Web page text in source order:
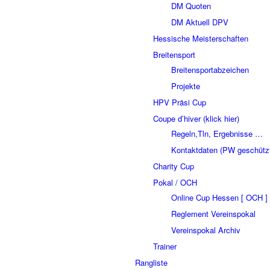
DM Quoten
DM Aktuell DPV
Hessische Meisterschaften
Breitensport
Breitensportabzeichen
Projekte
HPV Präsi Cup
Coupe d’hiver (klick hier)
Regeln,Tln, Ergebnisse …
Kontaktdaten (PW
Charity Cup
Pokal / OCH
Online Cup Hessen [ OCH ]
Reglement Vereinspokal
Vereinspokal Archiv
Trainer
Rangliste